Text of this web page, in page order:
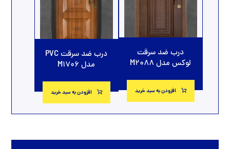
درب ضد سرقت
لوکس مدل M2088
افزودن به سبد خرید
درب ضد سرقت PVC
مدل M1706
افزودن به سبد خرید